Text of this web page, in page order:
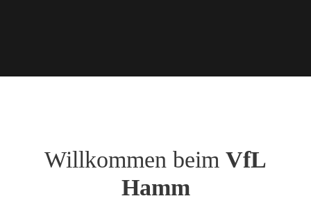
Willkommen beim VfL
Hamm